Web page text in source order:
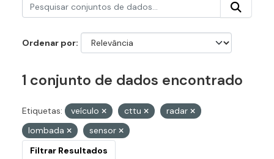
Ordenar por
1 conjunto de dados encontrado
Etiquetas: veículo cttu
radar
lombada
sensor
Filtrar Resultados